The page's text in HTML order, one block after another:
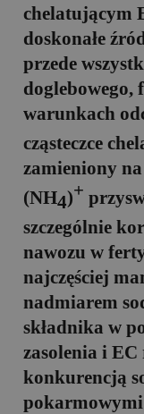
chelatującym
doskonałe
przede
warunkach
cząsteczce
zamieniony
(NH4)+
szczególnie
nawozu w
najczęściej
nadmiarem
składnika w
zasolenia i
konkurencją